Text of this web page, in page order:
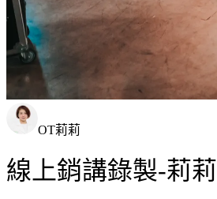
OT莉莉
線上銷講錄製-莉莉